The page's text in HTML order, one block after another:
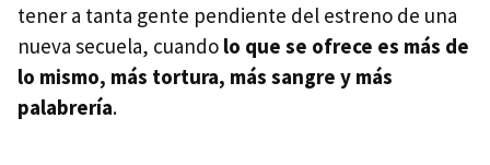
tener a tanta gente pendiente del estreno de una
nueva secuela, cuando lo que se ofrece es más de
lo mismo, más tortura, más sangre y más
palabrería.